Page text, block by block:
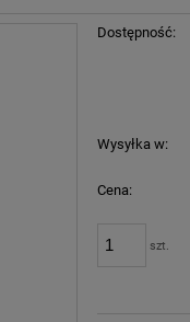
Dostępność:
Wysyłka w:
Cena:
szt.